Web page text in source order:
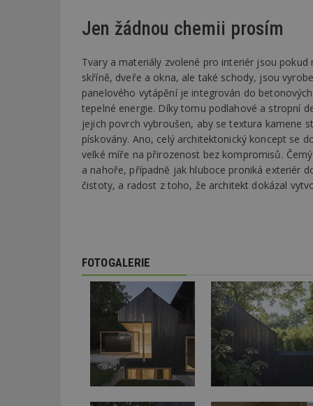
Jen žádnou chemii prosím
Tvary a materiály zvolené pro interiér jsou
skříně, dveře a okna, ale také schody, jsou
panelového vytápění je integrován do
tepelné energie. Díky tomu podlahové a stropní
jejich povrch vybroušen, aby se textura kamene
pískovány. Ano, celý architektonický koncept se
velké míře na přirozenost bez kompromisů.
a nahoře, případně jak hluboce proniká exteriér
čistoty, a radost z toho, že architekt dokázal
FOTOGALERIE
Webové stránky
_dc_gtm_UA-
counter
__gfp_64b